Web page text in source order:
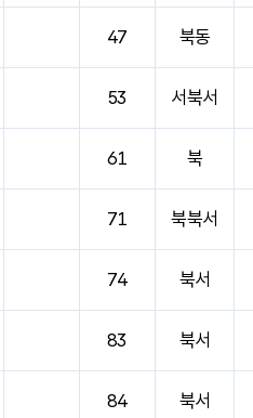
47 북동
53 서북서
61 북
71 북북서
74 북서
83 북서
84 북서